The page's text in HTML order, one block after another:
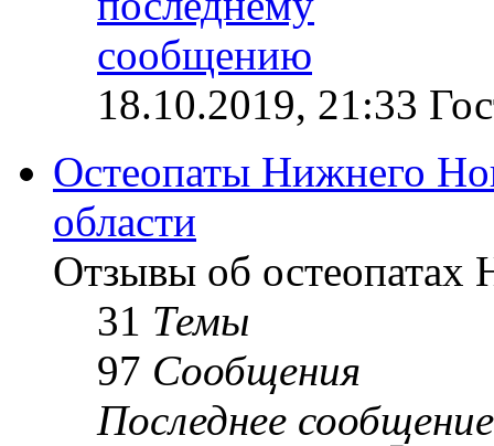
18.10.2019, 21:33
Остеопаты Нижнего
области
Отзывы об остеопатах
31 Темы
97 Сообщения
Последнее сообщение